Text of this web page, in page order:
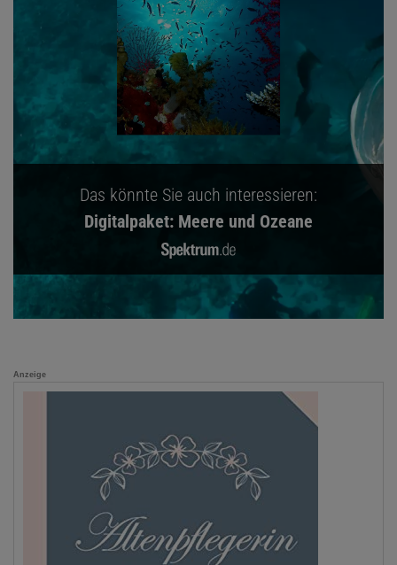
Das könnte Sie auch interessieren:
Digitalpaket: Meere und Ozeane
Anzeige